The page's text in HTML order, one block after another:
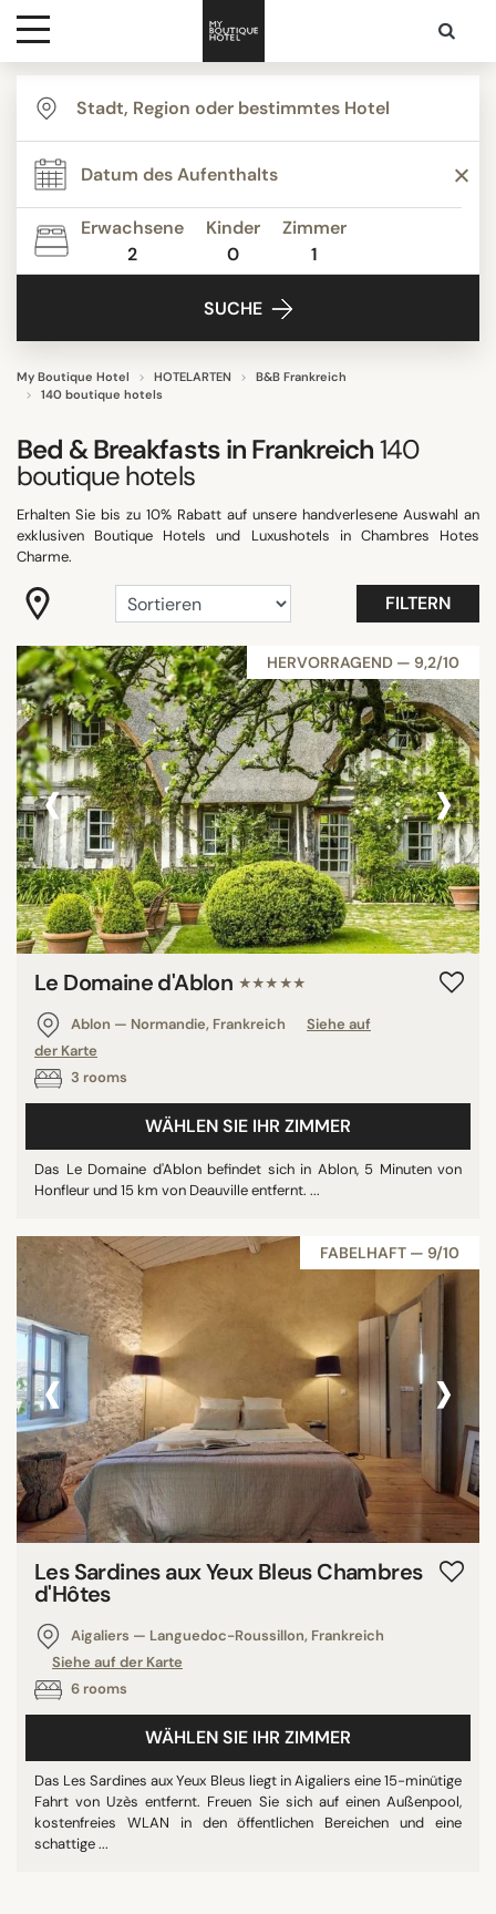
Ziele
Hotelarten
Kontakt
Erwachsene
2
Kinder
0
Zimmer
1
SUCHE
My Boutique Hotel HOTELARTEN
B&B Frankreich
140 boutique hotels
Bed & Breakfasts in Frankreich140
boutique hotels
Erhalten Sie bis zu 10% Rabatt auf unsere handverlesene Auswahl an
exklusiven Boutique Hotels und Luxushotels in Chambres Hotes
Charme.
FILTERN
THEMEN
Agrotourismus
Bed & Breakfast
Boutique Hotels
Budget Hotels
Familienurlaubsorte
Ferienhäuser
Ferienwohnungen
Alle anzeigen
UNTERKUNFTSTYP
"Coup de Coeur"
Bohème
Gastronomie
Nur für Erwachsene
Romantisch
Slow travel
Strandnah
Alle anzeigen
HOTELAUSSTATTUNG
Balkon
Besprechungsraum
Familienzimmer
Fitness
Privater Pool
Restaurant
Rooftop
Alle anzeigen
STERNE
ohne Klassifizierung
2 Sterne
3 Sterne
4 Sterne
5 Sterne
BEWERTUNG
7/10
8/10
9/10
10/10
SUCHE
HERVORRAGEND — 9,2/10
‹ ›
Le Domaine d'Ablon ★★★★★
Ablon — Normandie, Frankreich
Siehe auf
der Karte
3 rooms
WÄHLEN SIE IHR ZIMMER
Das Le Domaine d'Ablon befindet sich in Ablon, 5 Minuten von
Honfleur und 15 km von Deauville entfernt. ...
FABELHAFT — 9/10
‹ ›
Les Sardines aux Yeux Bleus Chambres
d'Hôtes
Aigaliers — Languedoc-Roussillon, Frankreich
Siehe auf der Karte
6 rooms
WÄHLEN SIE IHR ZIMMER
Das Les Sardines aux Yeux Bleus liegt in Aigaliers eine 15-minütige
Fahrt von Uzès entfernt. Freuen Sie sich auf einen Außenpool,
kostenfreies WLAN in den öffentlichen Bereichen und eine
schattige ...